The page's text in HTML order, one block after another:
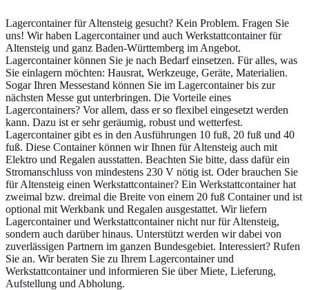
Lagercontainer für Altensteig gesucht? Kein Problem. Fragen Sie
uns! Wir haben Lagercontainer und auch Werkstattcontainer für
Altensteig und ganz Baden-Württemberg im Angebot.
Lagercontainer können Sie je nach Bedarf einsetzen. Für alles, was
Sie einlagern möchten: Hausrat, Werkzeuge, Geräte, Materialien.
Sogar Ihren Messestand können Sie im Lagercontainer bis zur
nächsten Messe gut unterbringen. Die Vorteile eines
Lagercontainers? Vor allem, dass er so flexibel eingesetzt werden
kann. Dazu ist er sehr geräumig, robust und wetterfest.
Lagercontainer gibt es in den Ausführungen 10 fuß, 20 fuß und 40
fuß. Diese Container können wir Ihnen für Altensteig auch mit
Elektro und Regalen ausstatten. Beachten Sie bitte, dass dafür ein
Stromanschluss von mindestens 230 V nötig ist. Oder brauchen Sie
für Altensteig einen Werkstattcontainer? Ein Werkstattcontainer hat
zweimal bzw. dreimal die Breite von einem 20 fuß Container und ist
optional mit Werkbank und Regalen ausgestattet. Wir liefern
Lagercontainer und Werkstattcontainer nicht nur für Altensteig,
sondern auch darüber hinaus. Unterstützt werden wir dabei von
zuverlässigen Partnern im ganzen Bundesgebiet. Interessiert? Rufen
Sie an. Wir beraten Sie zu Ihrem Lagercontainer und
Werkstattcontainer und informieren Sie über Miete, Lieferung,
Aufstellung und Abholung.